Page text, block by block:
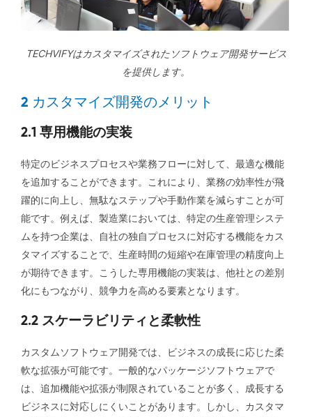
TECHVIFYはカスタマイズされたソフトウェア開発サービス
を提供します。
2 カスタマイズ開発のメリット
2.1 専用機能の実装
特定のビジネスプロセスや業務フローに対して、最適な機能
を追加することができます。これにより、業務の効率性が飛
躍的に向上し、無駄なステップや手動作業を減らすことが可
能です。例えば、製造業においては、特定の生産管理システ
ムを持つ企業は、自社の独自プロセスに対応する機能をカス
タマイズすることで、生産時間の短縮や在庫管理の精度向上
が期待できます。こうした専用機能の実装は、他社との差別
化にもつながり、競争力を高める要素となります。
2.2 スケーラビリティと柔軟性
カスタムソフトウェア開発では、ビジネスの成長に応じた柔
軟な拡張が可能です。一般的なパッケージソフトウェアで
は、追加機能や拡張が制限されていることが多く、成長する
ビジネスに対応しにくいことがあります。しかし、カスタマ